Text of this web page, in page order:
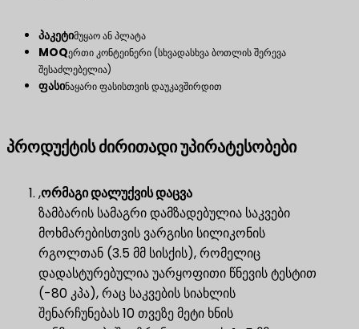
პაკეტიმუყაო ან პლატა
MOQერთი კონტეინერი (სხვადასხვა ბოთლის შერევა
შესაძლებელია)
ფასინაყარი ფასისთვის დაუკავშირდით
პროდუქტის ძირითადი უპირატესობები
,ორმაგი დალუქვის დაცვა
ზამბარის სამაგრი დამზადებულია საკვები
მოხმარებისთვის ვარგისი სილიკონის
რგოლთან (3.5 მმ სისქის), რომელიც
დადასტურებულია უარყოფითი წნევის ტესტით
(-80 კპა), რაც საკვების სიახლის
შენარჩუნებას 10 თვეზე მეტი ხნის